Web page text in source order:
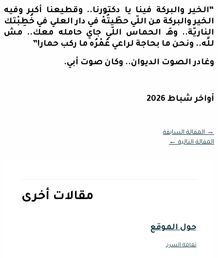
“الخير والبركة فينا يا دكتورنا.. وقطيعنا أكبر وفيه
الخير والبركة من اللّي حطّيتُهْ في دار العلي في خُطِبْتك
الناريّة.. وهَـ الحماس اللّي جاي حامله معك.. مش
للًه.. ونحن ما بحاجة لراعي عُمْرُه ما ركب حمار!”
وغادر الصوت الديوان.. وكان صوت أبي.
أواخر شباط 2026
→المقالة السابقة
المقالة التالية←
مقالات أخرى
حول الموقع
ثقافة السرد